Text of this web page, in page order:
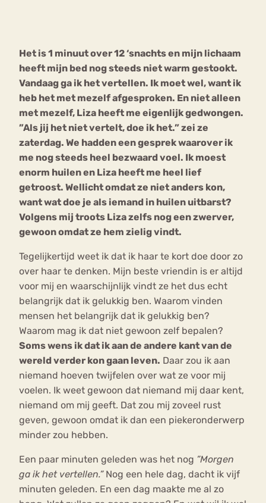
Het is 1 minuut over 12 ‘snachts en mijn lichaam
heeft mijn bed nog steeds niet warm gestookt.
Vandaag ga ik het vertellen. Ik moet wel, want ik
heb het met mezelf afgesproken. En niet alleen
met mezelf, Liza heeft me eigenlijk gedwongen.
”Als jij het niet vertelt, doe ik het.” zei ze
zaterdag. We hadden een gesprek waarover ik
me nog steeds heel bezwaard voel. Ik moest
enorm huilen en Liza heeft me heel lief
getroost. Wellicht omdat ze niet anders kon,
want wat doe je als iemand in huilen uitbarst?
Volgens mij troots Liza zelfs nog een zwerver,
gewoon omdat ze hem zielig vindt.
Tegelijkertijd weet ik dat ik haar te kort doe door zo
over haar te denken. Mijn beste vriendin is er altijd
voor mij en waarschijnlijk vindt ze het dus echt
belangrijk dat ik gelukkig ben. Waarom vinden
mensen het belangrijk dat ik gelukkig ben?
Waarom mag ik dat niet gewoon zelf bepalen?
Soms wens ik dat ik aan de andere kant van de
wereld verder kon gaan leven. Daar zou ik aan
niemand hoeven twijfelen over wat ze voor mij
voelen. Ik weet gewoon dat niemand mij daar kent,
niemand om mij geeft. Dat zou mij zoveel rust
geven, gewoon omdat ik dan een piekeronderwerp
minder zou hebben.
Een paar minuten geleden was het nog ”Morgen
ga ik het vertellen.”Nog een hele dag, dacht ik vijf
minuten geleden. En een dag maakte me al zo
Forum
mia
Nerv
osa
Eetstoornis Anorexia Nervosa
Eetbuien Piekeren Sport
Trauma
Orthorexia
Afvallen Angst